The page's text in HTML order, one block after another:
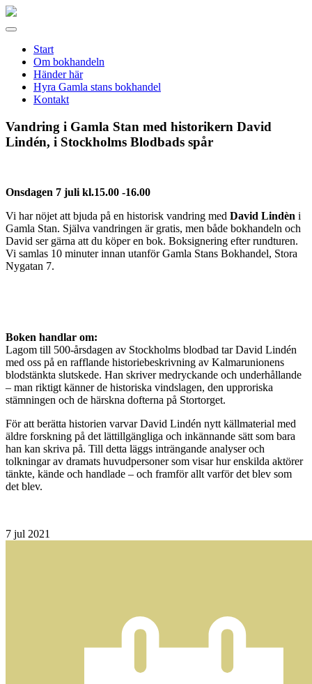
Gamla
Meny
Start
Om bokhandeln
Händer här
Hyra Gamla stans bokhandel
Kontakt
Vandring i Gamla Stan med historikern David
Lindén, i Stockholms Blodbads spår
Onsdagen 7 juli kl.15.00 -16.00
Vi har nöjet att bjuda på en historisk vandring med David Lindèn i
Gamla Stan. Själva vandringen är gratis, men både bokhandeln och
David ser gärna att du köper en bok. Boksignering efter rundturen.
Vi samlas 10 minuter innan utanför Gamla Stans Bokhandel, Stora
Nygatan 7.
Boken handlar om:
Lagom till 500-årsdagen av Stockholms blodbad tar David Lindén
med oss på en rafflande historiebeskrivning av Kalmarunionens
blodstänkta slutskede. Han skriver medryckande och underhållande
– man riktigt känner de historiska vindslagen, den upproriska
stämningen och de härskna dofterna på Stortorget.
För att berätta historien varvar David Lindén nytt källmaterial med
äldre forskning på det lättillgängliga och inkännande sätt som bara
han kan skriva på. Till detta läggs inträngande analyser och
tolkningar av dramats huvudpersoner som visar hur enskilda aktörer
tänkte, kände och handlade – och framför allt varför det blev som
det blev.
7 jul 2021